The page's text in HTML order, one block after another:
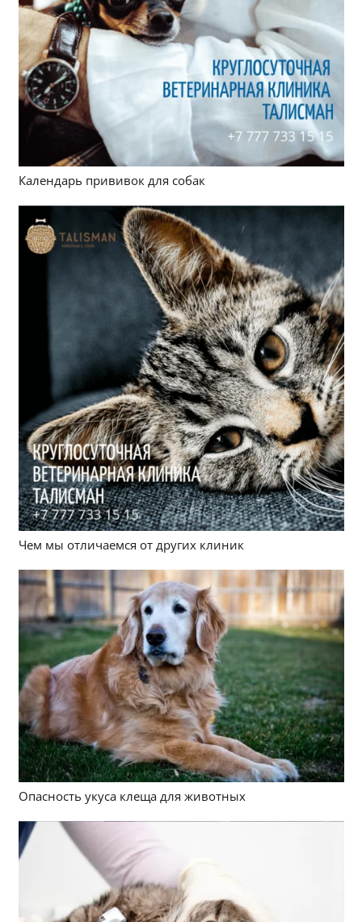
Календарь прививок для собак
Чем мы отличаемся от других клиник
Опасность укуса клеща для животных